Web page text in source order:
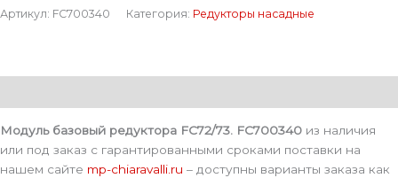
Артикул: FC700340 Категория: Редукторы насадные
Модуль базовый редуктора FC72/73. FC700340 из наличия
или под заказ с гарантированными сроками поставки на
нашем сайте mp-chiaravalli.ru – доступны варианты заказа как